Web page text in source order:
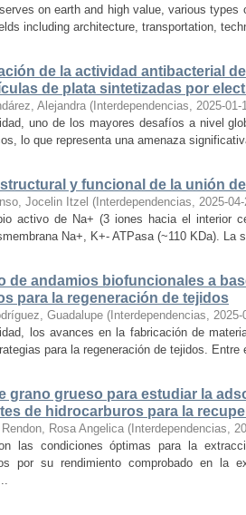
on earth and high value, various
including architecture, transportation,
de la actividad antibacterial
de plata sintetizadas por
Alejandra ( Interdependencias, 2025-01-
uno de los mayores desafíos a nivel
lo que representa una amenaza
y funcional de la unión
Jocelin Itzel ( Interdependencias, 2025-
activo de Na+ (3 iones hacia el interior
Na+, K+- ATPasa (~110 KDa).
de andamios biofuncionales a
para la regeneración de tejidos
Guadalupe ( Interdependencias, 2025-
los avances en la fabricación de
para la regeneración de tejidos.
grano grueso para estudiar la
de hidrocarburos para la
Rosa Angelica ( Interdependencias,
las condiciones óptimas para la
por su rendimiento comprobado en la